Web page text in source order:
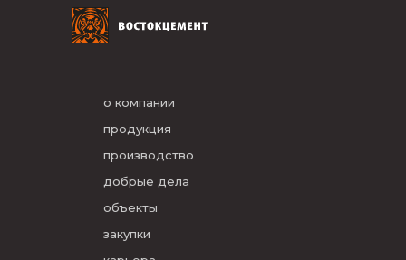
о компании
продукция
производство
добрые дела
объекты
закупки